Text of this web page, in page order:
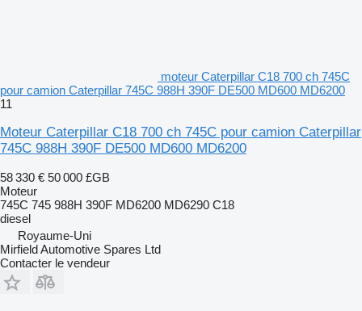
moteur Caterpillar C18 700 ch 745C
pour camion Caterpillar 745C 988H 390F DE500 MD600 MD6200
11
Moteur Caterpillar C18 700 ch 745C pour camion Caterpillar
745C 988H 390F DE500 MD600 MD6200
58 330 € 50 000 £GB
Moteur
745C 745 988H 390F MD6200 MD6290 C18
diesel
Royaume-Uni
Mirfield Automotive Spares Ltd
Contacter le vendeur